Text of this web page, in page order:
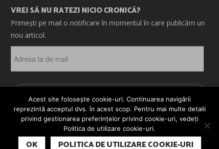
VREI SĂ NU RATEZI NICIO CRONICĂ?
Primești pe mail o notificare în momentul în care publicăm un
nou articol.
ta
de
ABONEAZĂ-TE
© 2026 CRONICI. SATIRE. ȘARJE. TOATE DREPTURILE
REZERVATE. CRONICI.RO ESTE UN PROIECT MESTER
SUBSCRIBE
Acest site folosește cookie-uri. Continuarea navigării
reprezintă acceptul dvs. în acest scop. Pentru mai multe detalii
privind gestionarea preferințelor privind cookie-uri, vedeți
Politica de utilizare cookie-uri.
OK POLITICA DE UTILIZARE COOKIE-URI